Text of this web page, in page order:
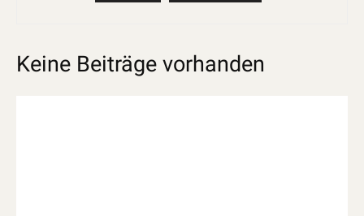
Keine Beiträge vorhanden